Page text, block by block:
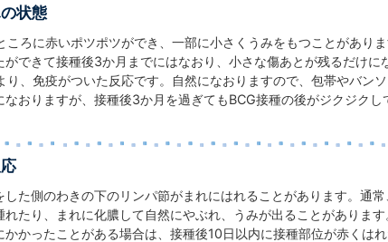
状態
ころに赤いポツポツができ、一部に小さくうみをもつことがあり
できて接種後3か月までにはなおり、小さな傷あとが残るだけに
り、免疫がついた反応です。自然になおりますので、包帯やバン
おりますが、接種後3か月を過ぎてもBCG接種の後がジクジク
た側のわきの下のリンパ節がまれにはれることがあります。通
たり、まれに化膿して自然にやぶれ、うみが出ることがありま
かかったことがある場合は、接種後10日以内に接種部位が赤くは